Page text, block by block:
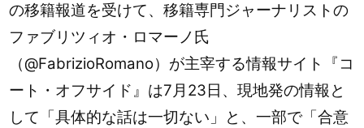
の移籍報道を受けて、移籍専門ジャーナリストの
ファブリツィオ・ロマーノ氏
（@FabrizioRomano）が主宰する情報サイト『コ
ート・オフサイド』は7月23日、現地発の情報と
して「具体的な話は一切ない」と、一部で「合意